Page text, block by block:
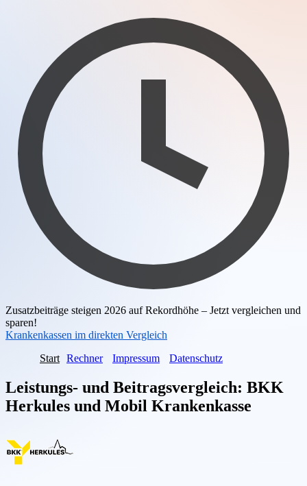
Zusatzbeiträge steigen 2026 auf Rekordhöhe – Jetzt vergleichen und
sparen!
Krankenkassen im direkten Vergleich
Start Rechner Impressum Datenschutz
Leistungs- und Beitragsvergleich: BKK
Herkules und Mobil Krankenkasse